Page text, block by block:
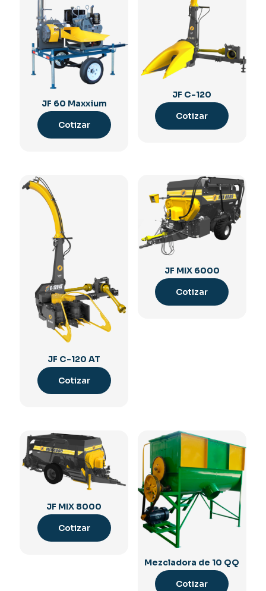
JF 60 Maxxium
Cotizar
JF C-120
Cotizar
JF C-120 AT
Cotizar
JF MIX 6000
Cotizar
JF MIX 8000
Cotizar
Mezcladora de 10 QQ
Cotizar